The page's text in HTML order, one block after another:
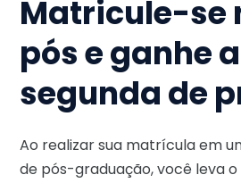
Matricule-se
pós e ganhe a
segunda de
Ao realizar sua matrícula em
de pós-graduação, você leva o